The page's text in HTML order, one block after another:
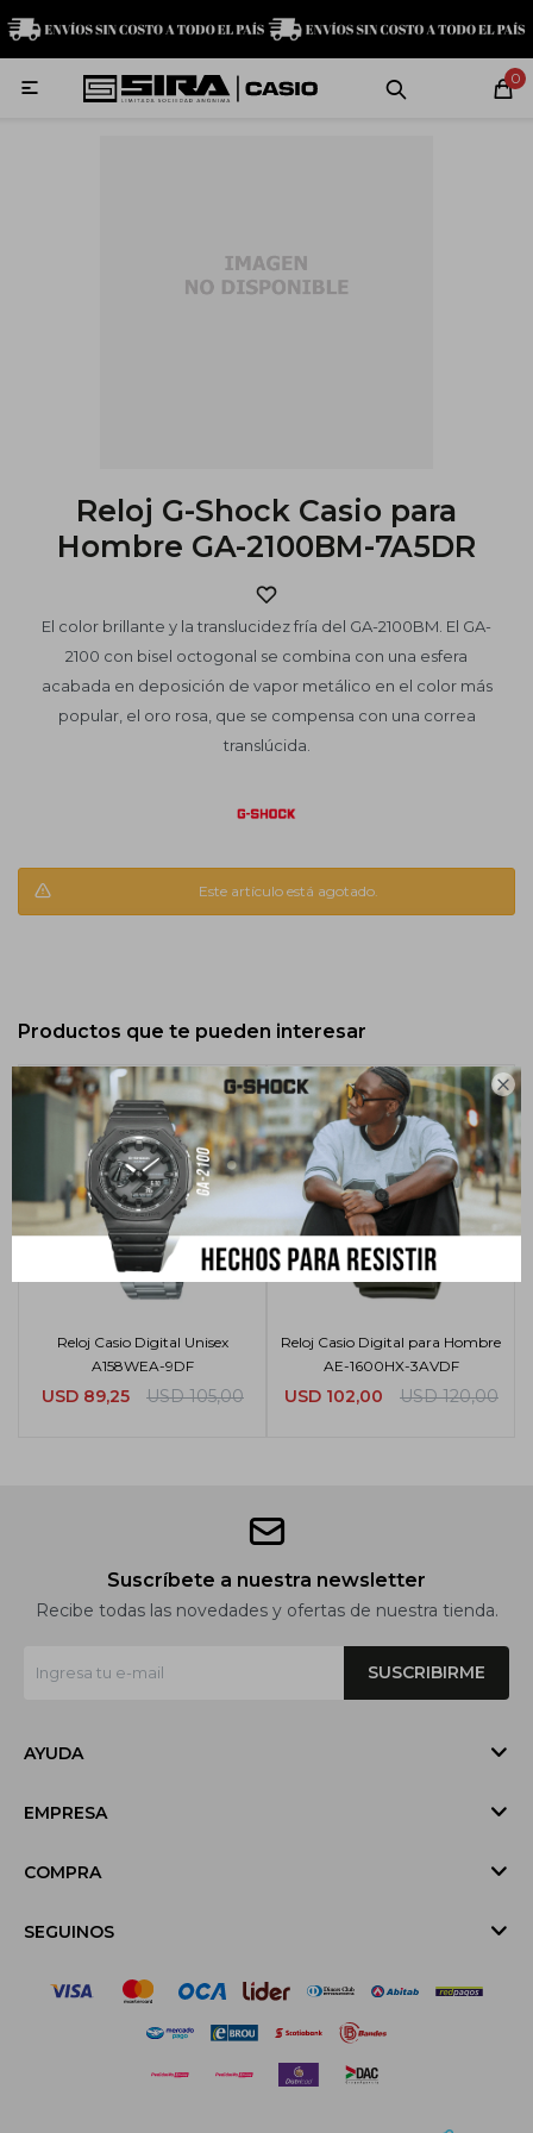

0

Reloj G-Shock Casio para
Hombre GA-2100BM-7A5DR
El color brillante y la translucidez fría del GA-2100BM. El GA-
2100 con bisel octogonal se combina con una esfera
acabada en deposición de vapor metálico en el color más
popular, el oro rosa, que se compensa con una correa
translúcida.
Este artículo está agotado.
Productos que te pueden interesar
Reloj Casio Digital Unisex
A158WEA-9DF
USD 89,25 USD 105,00
Reloj Casio Digital para Hombre
AE-1600HX-3AVDF
USD 102,00 USD 120,00
Suscríbete a nuestra newsletter
Recibe todas las novedades y ofertas de nuestra tienda.
SUSCRIBIRME
AYUDA
EMPRESA
COMPRA
SEGUINOS
MI CUENTA
Relojes Servicio técnico Contacto